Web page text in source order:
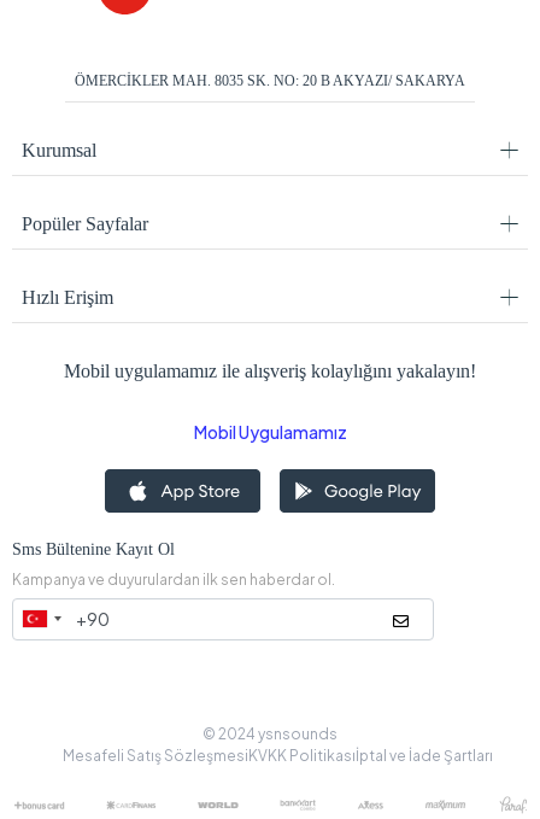
ÖMERCİKLER MAH. 8035 SK. NO: 20 B AKYAZI/ SAKARYA
Kurumsal
Popüler Sayfalar
Hızlı Erişim
Mobil uygulamamız ile alışveriş kolaylığını yakalayın!
Mobil Uygulamamız
Sms Bültenine Kayıt Ol
Kampanya ve duyurulardan ilk sen haberdar ol.
© 2024 ysnsounds
Mesafeli Satış Sözleşmesi KVKK Politikasıİptal ve İade Şartları